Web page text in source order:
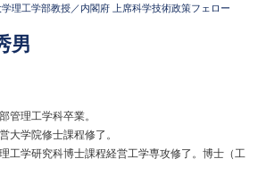
理工学部教授／内閣府 上席科学技術政策フェロー
男
管理工学科卒業。
大学院修士課程修了。
工学研究科博士課程経営工学専攻修了。博士（工